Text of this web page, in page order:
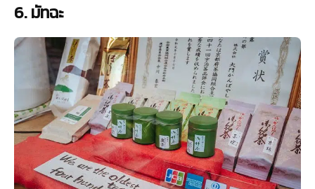
6. มัทฉะ